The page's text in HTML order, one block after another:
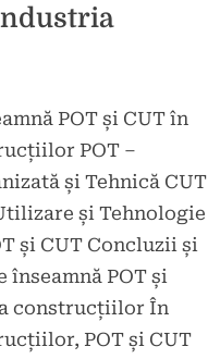
POT și CUT în
POT –
și Tehnică CUT
și Tehnologie
și CUT Concluzii și
înseamnă POT și
construcțiilor În
POT și CUT